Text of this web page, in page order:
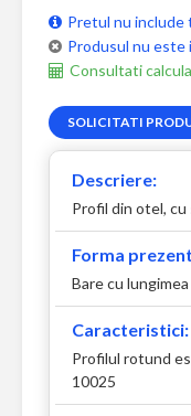
Pretul nu
Produsul nu este
Consultati
SOLICITATI
Descriere:
Profil din otel,
Forma
Bare cu lungimea
Caracteristici:
Profilul rotund
10025